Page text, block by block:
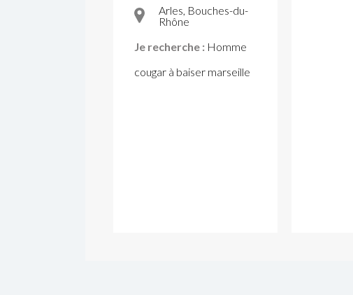
Arles, Bouches-du-
Rhône
Je recherche : Homme
cougar à baiser marseille